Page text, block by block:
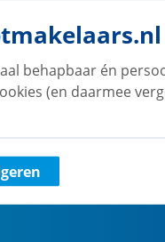
behapbaar én
(en daarmee